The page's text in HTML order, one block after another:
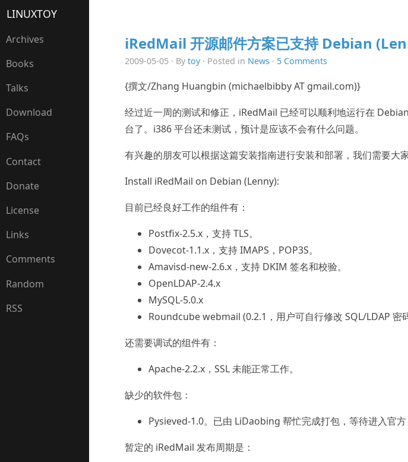
LINUXTOY
Archives
Books
Talks
Download
FAQs
Contact
Donate
License
Links
Comments
Random
RSS
iRedMail 开源邮件方案已支持 Debian
2009-05-05 · By toy· Posted in News· 5 Comments
{撰文/Zhang Huangbin (michaelbibby AT gmail.com)}
经过近一周的测试和修正，iRedMail 已经可以顺利地运行在
台了。i386 平台还未测试，预计是应该不会有什么问题。
有兴趣的朋友可以根据这篇安装指南进行安装和部署，我们需要大
Install iRedMail on Debian (Lenny):
目前已经良好工作的组件有：
Postfix-2.5.x，支持 TLS。
Dovecot-1.1.x，支持 IMAPS，POP3S。
Amavisd-new-2.6.x，支持 DKIM 签名和校验。
OpenLDAP-2.4.x
MySQL-5.0.x
Roundcube webmail (0.2.1，用户可自行修改 SQL/LDAP 密
还需要调试的组件有：
Apache-2.2.x，SSL 未能正常工作。
缺少的软件包：
Pysieved-1.0。已由 LiDaobing 帮忙完成打包，等待进入官方
暂定的 iRedMail 发布周期是：